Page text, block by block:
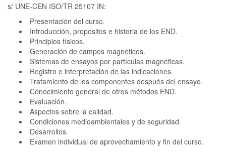
s/ UNE-CEN ISO/TR 25107 IN:
Presentación del curso.
Introducción, propósitos e historia de los END.
Principios físicos.
Generación de campos magnéticos.
Sistemas de ensayos por partículas magnéticas.
Registro e interpretación de las indicaciones.
Tratamiento de los componentes después del ensayo.
Conocimiento general de otros métodos END.
Evaluación.
Aspectos sobre la calidad.
Condiciones medioambientales y de seguridad.
Desarrollos.
Examen individual de aprovechamiento y fin del curso.